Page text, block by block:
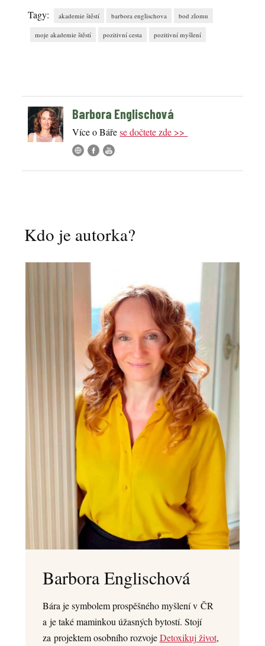
Tagy: akademie štěstí barbora englischova bod zlomu
moje akademie štěstí pozitivní cesta pozitivní myšlení
Barbora Englischová
Více o Bářese dočtete zde >>
Kdo je autorka?
Barbora Englischová
Bára je symbolem prospěšného myšlení v ČR
a je také maminkou úžasných bytostí. Stojí
za projektem osobního rozvojeDetoxikuj život,